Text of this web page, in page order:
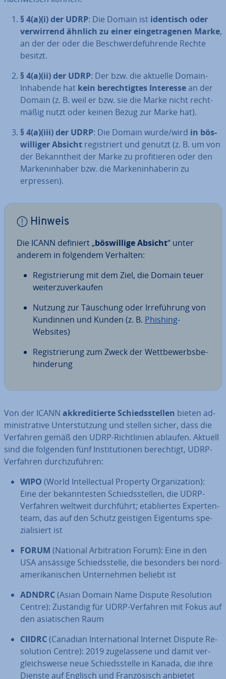
§ 4(a)(i) der UDRP: Die Domain ist identisch oder
ver­wir­rend ähnlich zu einer ein­ge­tra­ge­nen Marke,
an der der oder die Be­schwer­de­füh­ren­de Rechte
besitzt.
§ 4(a)(ii) der UDRP: Der bzw. die aktuelle Domain-
Inhabende hat kein be­rech­tig­tes Interessean der
Domain (z. B. weil er bzw. sie die Marke nicht recht­
mä­ßig nutzt oder keinen Bezug zur Marke hat).
§ 4(a)(iii) der UDRP: Die Domain wurde/wird in bös­
wil­li­ger Absicht re­gis­triert und genutzt (z. B. um von
der Be­kannt­heit der Marke zu pro­fi­tie­ren oder den
Mar­ken­in­ha­ber bzw. die Mar­ken­in­ha­be­rin zu
erpressen).
Hinweis
Die ICANN definiert „bös­wil­li­ge Absicht“ unter
anderem in folgendem Verhalten:
Re­gis­trie­rung mit dem Ziel, die Domain teuer
wei­ter­zu­ver­kau­fen
Nutzung zur Täuschung oder Ir­re­füh­rung von
Kundinnen und Kunden (z. B. Phishing-
Websites)
Re­gis­trie­rung zum Zweck der Wett­be­werbs­be­
hin­de­rung
Von der ICANN ak­kre­di­tier­te Schieds­stel­len bieten ad­
mi­nis­tra­ti­ve Un­ter­stüt­zung und stellen sicher, dass die
Verfahren gemäß den UDRP-Richt­li­ni­en ablaufen. Aktuell
sind die folgenden fünf In­sti­tu­tio­nen be­rech­tigt, UDRP-
Verfahren durch­zu­füh­ren:
WIPO (World In­tellec­tu­al Property Or­ga­niza­ti­on):
Eine der be­kann­tes­ten Schieds­stel­len, die UDRP-
Verfahren weltweit durch­führt; eta­blier­tes Ex­per­ten­
team, das auf den Schutz geistigen Eigentums spe­
zia­li­siert ist
FORUM (National Ar­bi­tra­ti­on Forum): Eine in den
USA ansässige Schieds­stel­le, die besonders bei nord­
ame­ri­ka­ni­schen Un­ter­neh­men beliebt ist
ADNDRC(Asian Domain Name Dispute Re­so­lu­ti­on
Centre): Zuständig für UDRP-Verfahren mit Fokus auf
den asia­ti­schen Raum
CIIDRC(Canadian In­ter­na­tio­nal Internet Dispute Re­
so­lu­ti­on Centre): 2019 zu­ge­las­se­ne und damit ver­
gleichs­wei­se neue Schieds­stel­le in Kanada, die ihre
Dienste auf Englisch und Fran­zö­sisch anbietet